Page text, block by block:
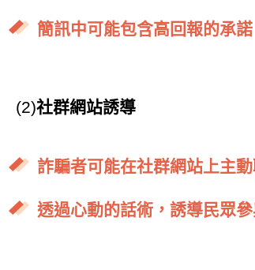
簡訊中可能包含高回報的承
(2)社群網站誘導
詐騙者可能在社群網站上主
透過心動的話術，誘導民眾